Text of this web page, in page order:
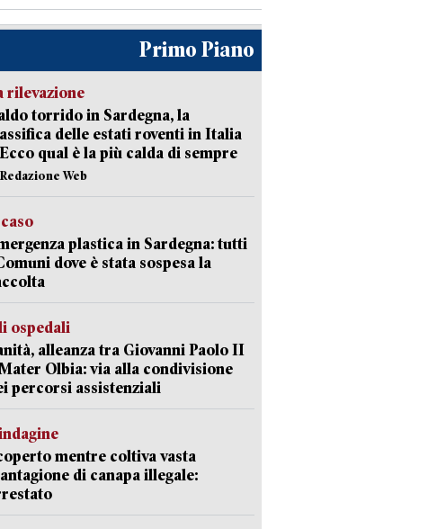
Primo Piano
rilevazione
torrido in Sardegna, la
delle estati roventi in Italia
qual è la più calda di sempre
Web
plastica in Sardegna: tutti
dove è stata sospesa la
ospedali
alleanza tra Giovanni Paolo II
Olbia: via alla condivisione
percorsi assistenziali
mentre coltiva vasta
di canapa illegale: